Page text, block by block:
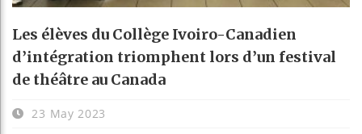
Les élèves du Collège Ivoiro-Canadien
d’intégration triomphent lors d’un festival
de théâtre au Canada
23 May 2023